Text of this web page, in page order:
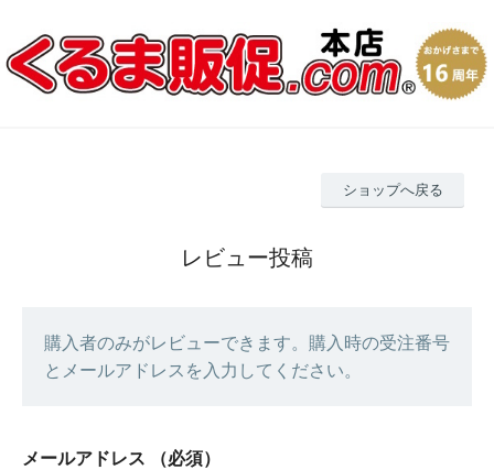
ショップへ戻る
レビュー投稿
購入者のみがレビューできます。購入時の受注番号
とメールアドレスを入力してください。
メールアドレス （必須）